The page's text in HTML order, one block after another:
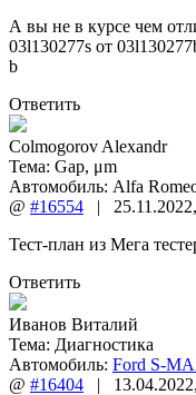
А вы не в курсе чем
03l130277s от
b
Ответить
Colmogorov Alexandr
Тема: Gap, μm
Автомобиль: Alfa
@ #16554 | 25.11.2022,
Тест-план из Мега
Ответить
Иванов Виталий
Тема: Диагностика
Автомобиль: Ford S-
@ #16404 | 13.04.2022,